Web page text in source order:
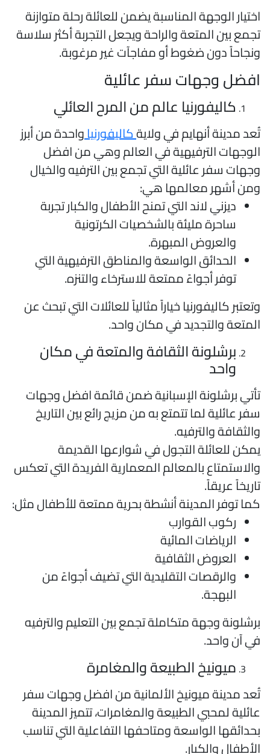
الوجهة المناسبة يضمن للعائلة رحلة متوازنة
بين المتعة والراحة ويجعل التجربة أكثر سلاسة
دون ضغوط أو مفاجآت غير مرغوبة.
وجهات سفر عائلية
كاليفورنيا عالم من المرح العائلي
مدينة أنهايم في ولايةكاليفورنياواحدة من أبرز
الترفيهية في العالم وهي من افضل
سفر عائلية التي تجمع بين الترفيه والخيال
أشهر معالمها هي:
ديزني لاند التي تمنح الأطفال والكبار تجربة
ساحرة مليئة بالشخصيات الكرتونية
والعروض المبهرة.
الحدائق الواسعة والمناطق الترفيهية التي
توفر أجواءً ممتعة للاسترخاء والتنزه.
كاليفورنيا خياراً مثالياً للعائلات التي تبحث عن
والتجديد في مكان واحد.
برشلونة الثقافة والمتعة في مكان
واحد
برشلونة الإسبانية ضمن قائمة افضل وجهات
عائلية لما تتمتع به من مزيج رائع بين التاريخ
والترفيه.
للعائلة التجول في شوارعها القديمة
بالمعالم المعمارية الفريدة التي تعكس
عريقاً.
توفر المدينة أنشطة بحرية ممتعة للأطفال مثل:
ركوب القوارب
الرياضات المائية
العروض الثقافية
والرقصات التقليدية التي تضيف أجواءً من
البهجة.
وجهة متكاملة تجمع بين التعليم والترفيه
آن واحد.
ميونيخ الطبيعة والمغامرة
مدينة ميونيخ الألمانية من افضل وجهات سفر
لمحبي الطبيعة والمغامرات، تتميز المدينة
الواسعة ومتاحفها التفاعلية التي تناسب
والكبار.